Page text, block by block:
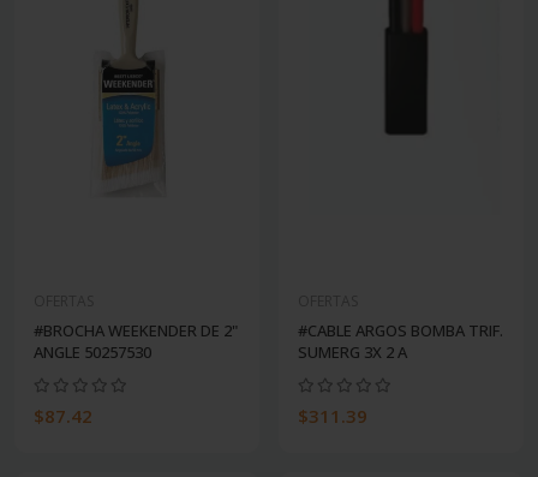
#BROCHA WEEKENDER DE 2"
ANGLE 50257530
$87.42
#CABLE ARGOS BOMBA TRIF.
SUMERG 3X 2 A
$311.39